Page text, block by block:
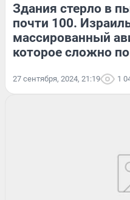
Здания стерло в
почти 100.
массированный
которое сложно
27 сентября, 2024, 21:19 1